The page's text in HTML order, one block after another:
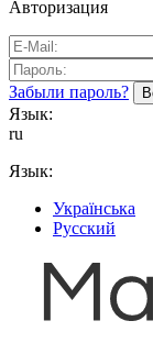
Авторизация
Забыли пароль?
Язык:
ru
Язык:
Українська
Русский